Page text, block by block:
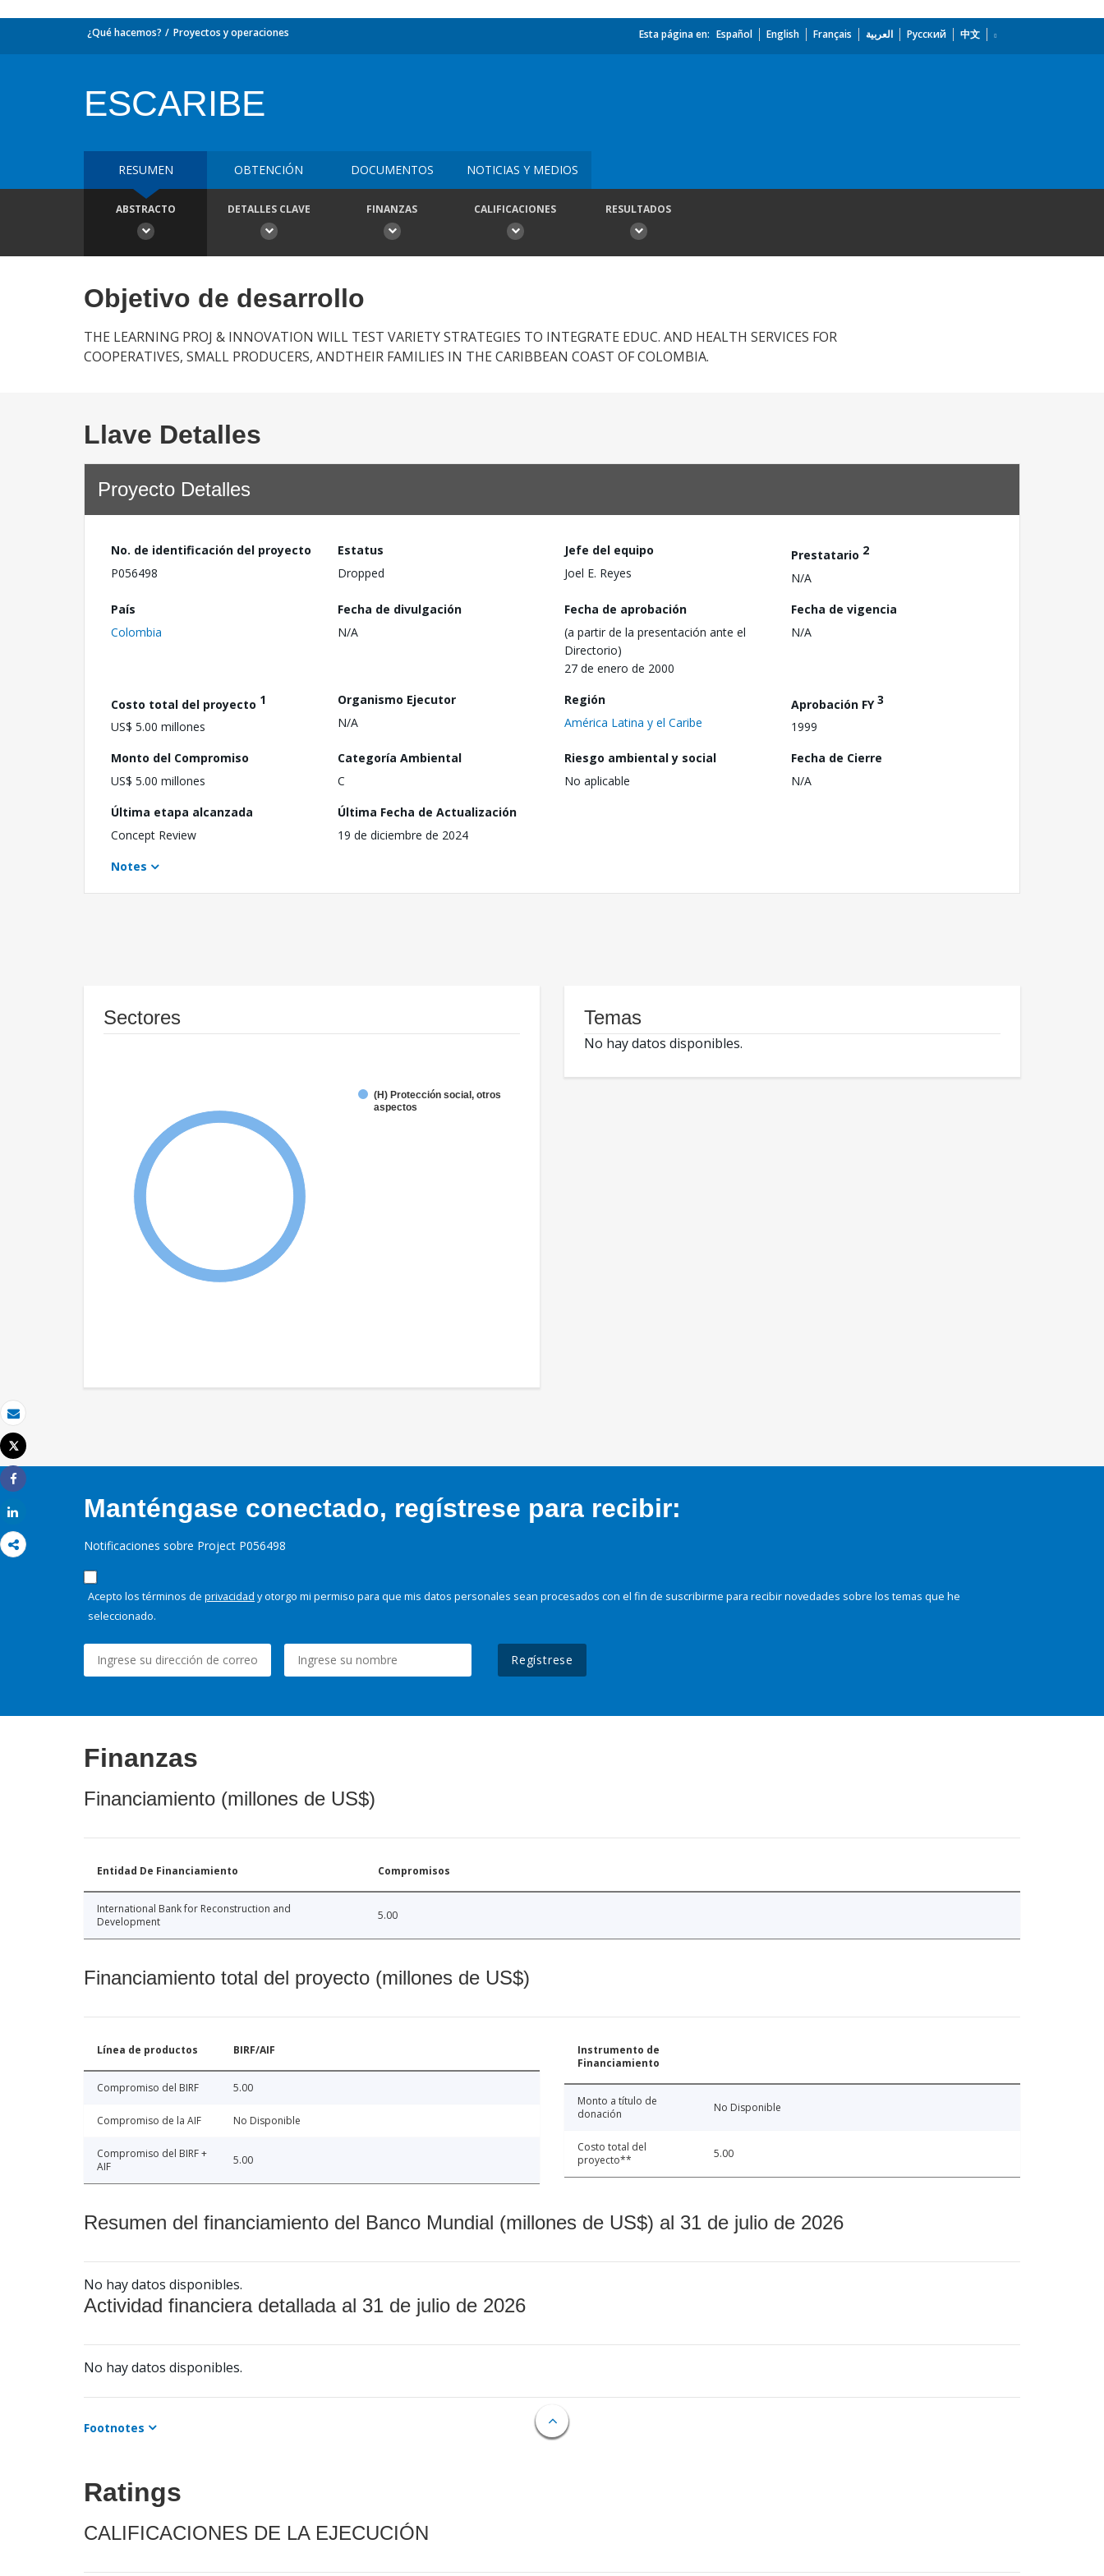
Correo electrónico
Imprimir
Tweet
Share
¿Qué hacemos? Proyectos y operaciones Esta página en: Español English Français العربية Русский 中文
ESCARIBE
RESUMEN OBTENCIÓN DOCUMENTOS NOTICIAS Y MEDIOS
ABSTRACTO DETALLES CLAVE FINANZAS CALIFICACIONES RESULTADOS
Objetivo de desarrollo
THE LEARNING PROJ & INNOVATION WILL TEST VARIETY STRATEGIES TO INTEGRATE EDUC. AND HEALTH SERVICES FOR
COOPERATIVES, SMALL PRODUCERS, ANDTHEIR FAMILIES IN THE CARIBBEAN COAST OF COLOMBIA.
Llave Detalles
Proyecto Detalles
No. de identificación del proyecto
P056498
Estatus
Dropped
Jefe del equipo
Joel E. Reyes
Prestatario 2
N/A
País
Colombia
Fecha de divulgación
N/A
Fecha de aprobación
(a partir de la presentación ante el
Directorio)
27 de enero de 2000
Fecha de vigencia
N/A
Costo total del proyecto 1
US$ 5.00 millones
Organismo Ejecutor
N/A
Región
América Latina y el Caribe
Aprobación FY3
1999
Monto del Compromiso
US$ 5.00 millones
Categoría Ambiental
C
Riesgo ambiental y social
No aplicable
Fecha de Cierre
N/A
Última etapa alcanzada
Concept Review
Última Fecha de Actualización
19 de diciembre de 2024
Notes
Sectores
(H) Protección social, otros
aspectos
Temas
No hay datos disponibles.
Manténgase conectado, regístrese para recibir:
Notificaciones sobre Project P056498
Acepto los términos de privacidad y otorgo mi permiso para que mis datos personales sean procesados con el fin de suscribirme para recibir novedades sobre los temas que he
seleccionado.
Regístrese
Finanzas
Financiamiento (millones de US$)
Entidad De Financiamiento Compromisos
International Bank for Reconstruction and
Development
5.00
Financiamiento total del proyecto (millones de US$)
Línea de productos BIRF/AIF
Compromiso del BIRF 5.00
Compromiso de la AIF No Disponible
Compromiso del BIRF +
AIF
5.00
Instrumento de
Financiamiento
Monto a título de
donación
No Disponible
Costo total del
proyecto**
5.00
Resumen del financiamiento del Banco Mundial (millones de US$) al 31 de julio de 2026
No hay datos disponibles.
Actividad financiera detallada al 31 de julio de 2026
No hay datos disponibles.
Footnotes
Ratings
CALIFICACIONES DE LA EJECUCIÓN